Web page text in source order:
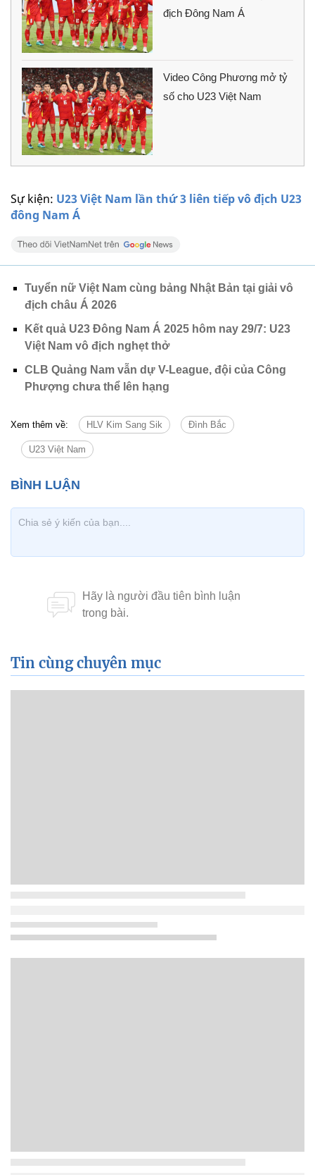
Sự kiện: U23 Việt Nam lần thứ 3 liên tiếp vô địch U23
đông Nam Á
địch Đông Nam Á
Video Công Phương mở tỷ
số cho U23 Việt Nam
Tuyển nữ Việt Nam cùng bảng Nhật Bản tại giải vô
địch châu Á 2026
Kết quả U23 Đông Nam Á 2025 hôm nay 29/7: U23
Việt Nam vô địch nghẹt thở
CLB Quảng Nam vẫn dự V-League, đội của Công
Phượng chưa thể lên hạng
Xem thêm về: HLV Kim Sang Sik Đình Bắc
U23 Việt Nam
Tin cùng chuyên mục